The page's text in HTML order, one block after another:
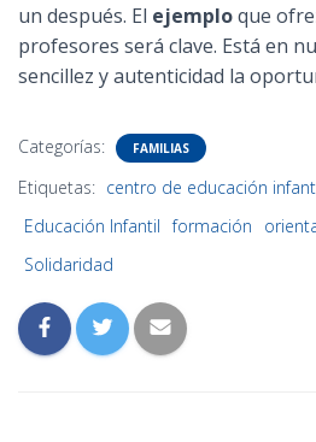
un después. El ejemploque
profesores será clave. Está en
sencillez y autenticidad la
Categorías: FAMILIAS
Etiquetas: centro de educación
Educación Infantil formación
Solidaridad